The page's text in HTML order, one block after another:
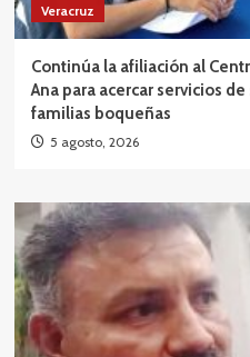
Veracruz
Continúa la afiliación al
Ana para acercar servicios
familias boqueñas
5 agosto, 2026